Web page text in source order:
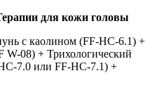
для кожи головы
с каолином (FF-HC-6.1) +
08) + Трихологический
7.0 или FF-HC-7.1) +